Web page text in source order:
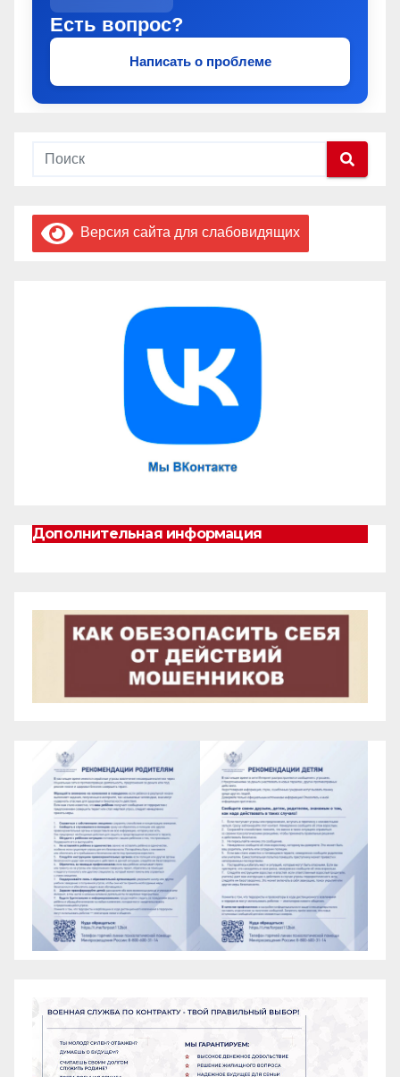
Есть вопрос?
Написать о проблеме
Версия сайта для слабовидящих
Дополнительная информация